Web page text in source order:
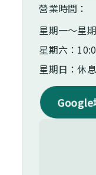
營業時間：
星期一～星
星期六：
星期日：休息
Google